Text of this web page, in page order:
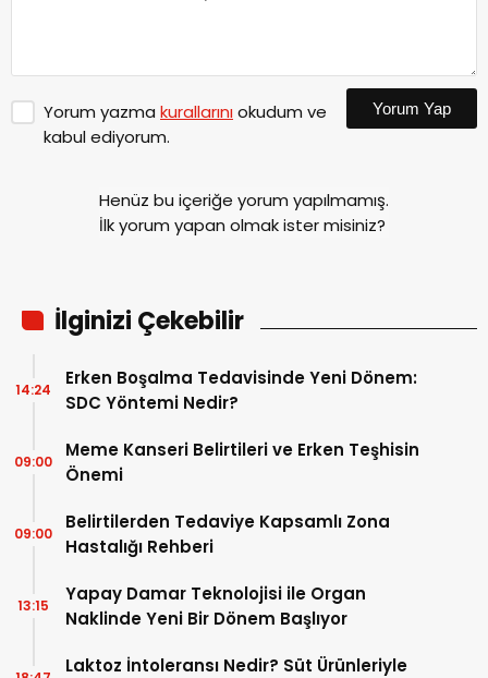
Yorum yazma kurallarınıokudum ve
kabul ediyorum.
Yorum Yap
Henüz bu içeriğe yorum yapılmamış.
İlk yorum yapan olmak ister misiniz?
İlginizi Çekebilir
Erken Boşalma Tedavisinde Yeni Dönem:
SDC Yöntemi Nedir?
14:24
Meme Kanseri Belirtileri ve Erken Teşhisin
Önemi
09:00
Belirtilerden Tedaviye Kapsamlı Zona
Hastalığı Rehberi
09:00
Yapay Damar Teknolojisi ile Organ
Naklinde Yeni Bir Dönem Başlıyor
13:15
Laktoz İntoleransı Nedir? Süt Ürünleriyle